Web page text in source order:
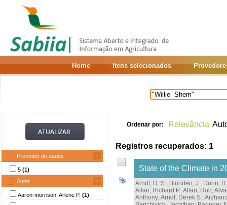
Home Itens selecionados
Provedor de dados
5 (1)
Autor
Aaron-morrison, Arlene P. (1)
Ordenar por: Relevância
Registros recuperados: 1
State of the Climate in
Arndt, D. S.; Blunden, J.; Dunn,
Allan, Richard P.;Allan, Rob;
Anthony;Arndt, Derek S.;